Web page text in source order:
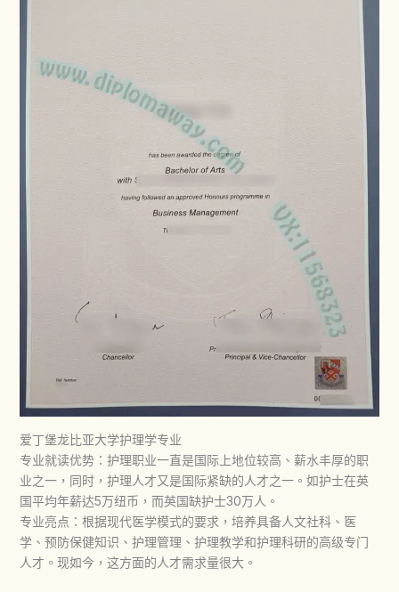
爱丁堡龙比亚大学护理学专业
专业就读优势：护理职业一直是国际上地位较高、薪水丰厚的职
业之一，同时，护理人才又是国际紧缺的人才之一。如护士在英
国平均年薪达5万纽币，而英国缺护士30万人。
专业亮点：根据现代医学模式的要求，培养具备人文社科、医
学、预防保健知识、护理管理、护理教学和护理科研的高级专门
人才。现如今，这方面的人才需求量很大。